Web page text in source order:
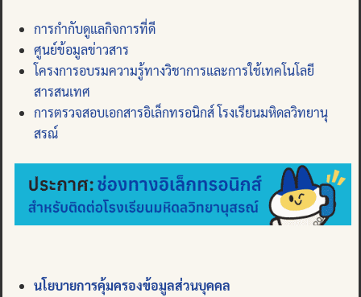
การกำกับดูแลกิจการที่ดี
ศูนย์ข้อมูลข่าวสาร
โครงการอบรมความรู้ทางวิชาการและการใช้เทคโนโลยี
สารสนเทศ
การตรวจสอบเอกสารอิเล็กทรอนิกส์ โรงเรียนมหิดลวิทยานุ
สรณ์
นโยบายการคุ้มครองข้อมูลส่วนบุคคล